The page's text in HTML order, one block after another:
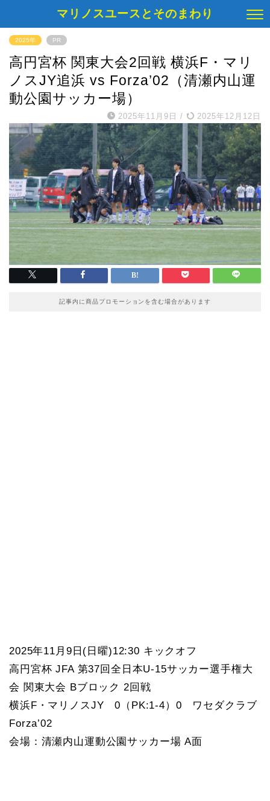
マリノスユースとそのまわり
2025年 PR
高円宮杯 関東大会2回戦 横浜F・マリ
ノスJY追浜 vs Forza’02（清瀬内山運
動公園サッカー場）
2025年11月9日 / 2025年12月12日
記事内に商品プロモーションを含む場合があります
2025年11月9日(日曜)12:30 キックオフ
高円宮杯 JFA 第37回全日本U-15サッカー選手権大
会 関東大会 Bブロック 2回戦
横浜F・マリノスJY 0（PK:1-4）0 ワセダクラブ
Forza’02
会場：清瀬内山運動公園サッカー場 A面